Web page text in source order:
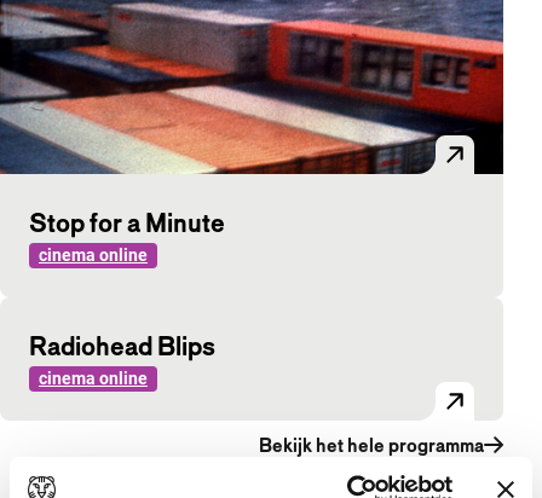
Stop for a Minute
cinema online
Radiohead Blips
cinema online
Bekijk het hele programma